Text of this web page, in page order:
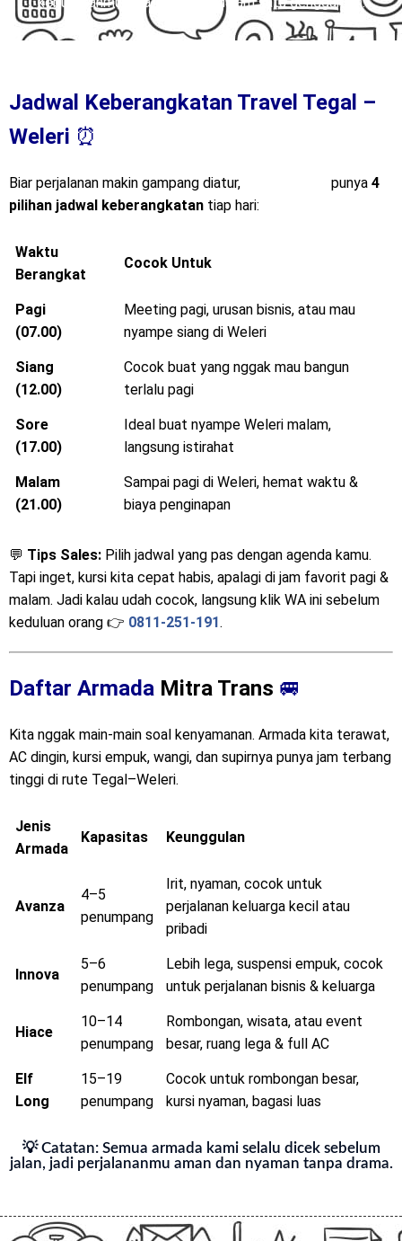
Jadwal Keberangkatan Travel Tegal –
Weleri ⏰
Biar perjalanan makin gampang diatur, punya 4
pilihan jadwal keberangkatan tiap hari:
Waktu
Berangkat
Cocok Untuk
Pagi
(07.00)
Meeting pagi, urusan bisnis, atau mau
nyampe siang di Weleri
Siang
(12.00)
Cocok buat yang nggak mau bangun
terlalu pagi
Sore
(17.00)
Ideal buat nyampe Weleri malam,
langsung istirahat
Malam
(21.00)
Sampai pagi di Weleri, hemat waktu &
biaya penginapan
💬 Tips Sales: Pilih jadwal yang pas dengan agenda kamu.
Tapi inget, kursi kita cepat habis, apalagi di jam favorit pagi &
malam. Jadi kalau udah cocok, langsung klik WA ini sebelum
keduluan orang 👉 0811-251-191.
Daftar Armada Mitra Trans 🚐
Kita nggak main-main soal kenyamanan. Armada kita terawat,
AC dingin, kursi empuk, wangi, dan supirnya punya jam terbang
tinggi di rute Tegal–Weleri.
Jenis
Armada
Kapasitas Keunggulan
Avanza
4–5
penumpang
Irit, nyaman, cocok untuk
perjalanan keluarga kecil atau
pribadi
Innova
5–6
penumpang
Lebih lega, suspensi empuk, cocok
untuk perjalanan bisnis & keluarga
Hiace
10–14
penumpang
Rombongan, wisata, atau event
besar, ruang lega & full AC
Elf
Long
15–19
penumpang
Cocok untuk rombongan besar,
kursi nyaman, bagasi luas
💡 Catatan: Semua armada kami selalu dicek sebelum
jalan, jadi perjalananmu aman dan nyaman tanpa drama.